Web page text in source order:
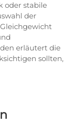
oder stabile
der
erläutert die
sollten,